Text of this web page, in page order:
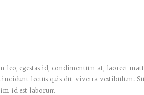
egestas id, condimentum at, laoreet
lectus quis dui viverra vestibulum.
id est laborum